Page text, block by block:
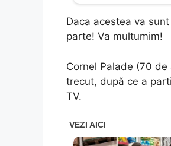
Daca acestea va
parte! Va multumim!
Cornel Palade (70
trecut, după ce a
TV.